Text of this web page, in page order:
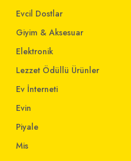
Evcil Dostlar
Giyim & Aksesuar
Elektronik
Lezzet Ödüllü Ürünler
Ev İnterneti
Evin
Piyale
Mis